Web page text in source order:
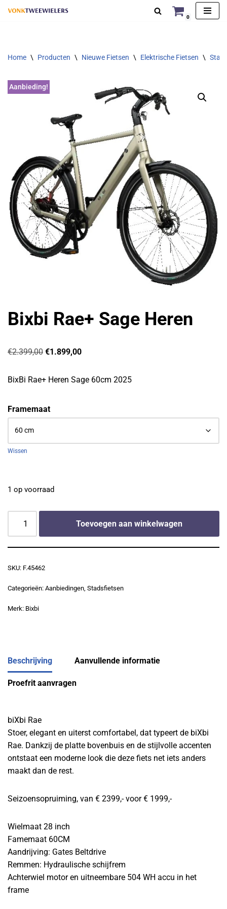
de
0
Home \ Producten \ Nieuwe Fietsen \ Elektrische Fietsen \
Aanbieding!
Bixbi Rae+ Sage Heren
€2.399,00 €1.899,00
BixBi Rae+ Heren Sage 60cm 2025
Framemaat
Wissen
1 op voorraad
Toevoegen aan winkelwagen
SKU: F.45462
Categorieën: Aanbiedingen, Stadsfietsen
Merk: Bixbi
Beschrijving Aanvullende informatie
Proefrit aanvragen
biXbi Rae
Stoer, elegant en uiterst comfortabel, dat typeert de biXbi
Rae. Dankzij de platte bovenbuis en de stijlvolle accenten
ontstaat een moderne look die deze fiets net iets anders
maakt dan de rest.
Seizoensopruiming, van € 2399,- voor € 1999,-
Wielmaat 28 inch
Famemaat 60CM
Aandrijving: Gates Beltdrive
Remmen: Hydraulische schijfrem
Achterwiel motor en uitneembare 504 WH accu in het
frame